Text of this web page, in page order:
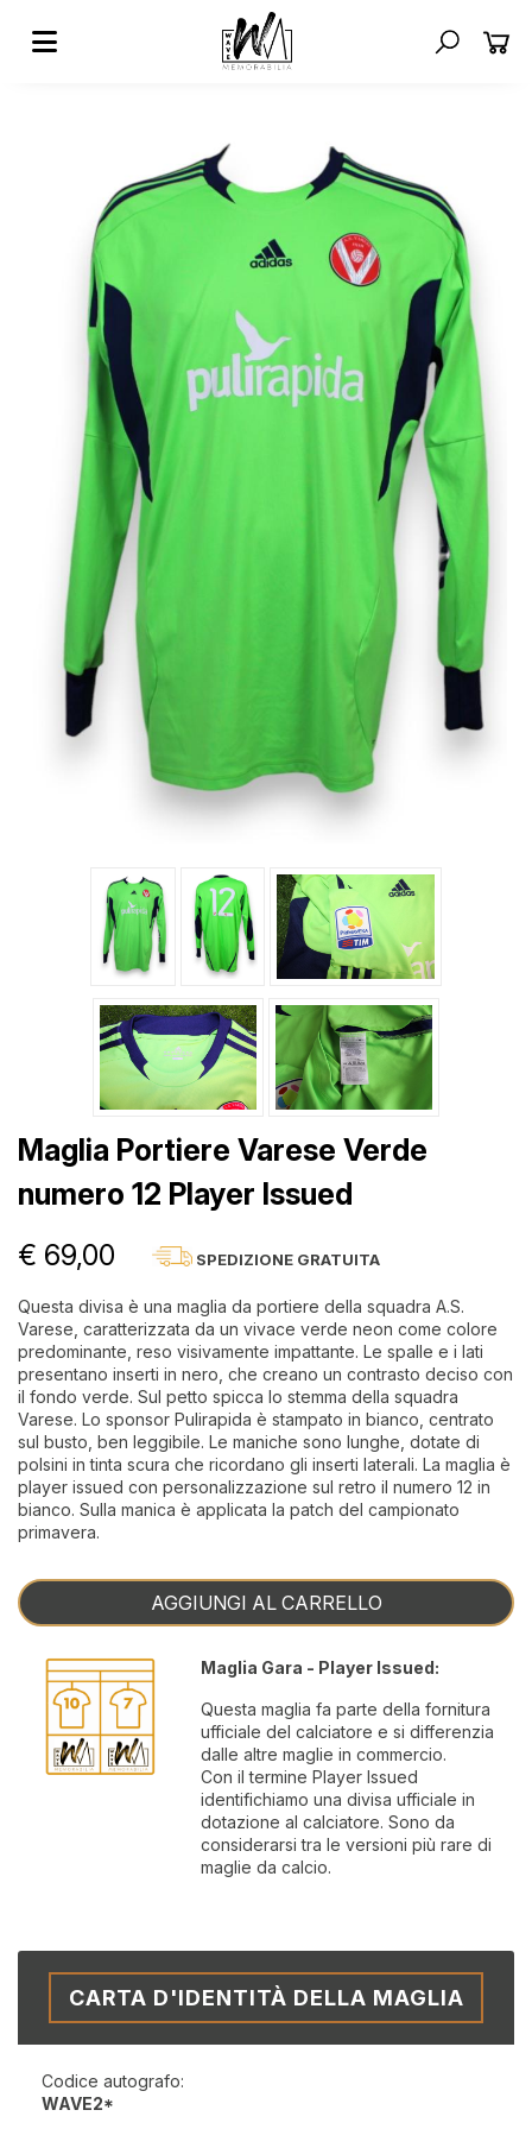
Maglia Portiere Varese Verde
numero 12 Player Issued
€ 69,00 SPEDIZIONE GRATUITA
Questa divisa è una maglia da portiere della squadra A.S.
Varese, caratterizzata da un vivace verde neon come colore
predominante, reso visivamente impattante. Le spalle e i lati
presentano inserti in nero, che creano un contrasto deciso con
il fondo verde. Sul petto spicca lo stemma della squadra
Varese. Lo sponsor Pulirapida è stampato in bianco, centrato
sul busto, ben leggibile. Le maniche sono lunghe, dotate di
polsini in tinta scura che ricordano gli inserti laterali. La maglia è
player issued con personalizzazione sul retro il numero 12 in
bianco. Sulla manica è applicata la patch del campionato
primavera.
AGGIUNGI AL CARRELLO
Maglia Gara - Player Issued:
Questa maglia fa parte della fornitura
ufficiale del calciatore e si differenzia
dalle altre maglie in commercio.
Con il termine Player Issued
identifichiamo una divisa ufficiale in
dotazione al calciatore. Sono da
considerarsi tra le versioni più rare di
maglie da calcio.
CARTA D'IDENTITÀ DELLA MAGLIA
Codice autografo:
WAVE2*